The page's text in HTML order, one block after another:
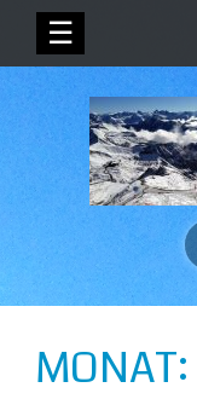
☰
MONAT: